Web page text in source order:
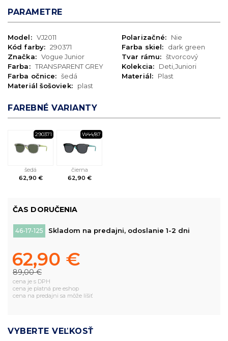
PARAMETRE
Model: VJ2011
Kód farby: 290371
Značka: Vogue Junior
Farba: TRANSPARENT GREY
Farba očnice: šedá
Materiál šošoviek:
plast
Polarizačné:
Nie
Farba skiel:
dark green
Tvar rámu: štvorcový
Kolekcia:
Deti,Juniori
Materiál:
Plast
FAREBNÉ VARIANTY
290371
šedá
62,90 €
W44/87
čierna
62,90 €
ČAS DORUČENIA
46-17-125 Skladom na predajni, odoslanie 1-2 dni
62,90 €
89,00 €
cena je s DPH
cena je platná pre eshop
cena na predajni sa môže líšiť
VYBERTE VEĽKOSŤ